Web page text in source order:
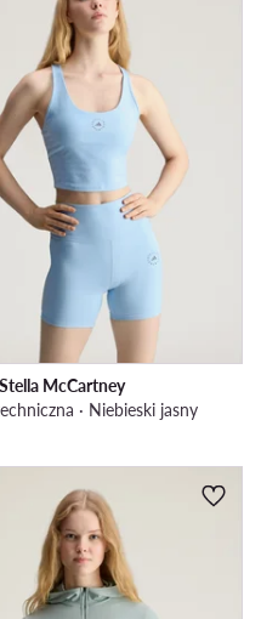
McCartney
· Niebieski jasny